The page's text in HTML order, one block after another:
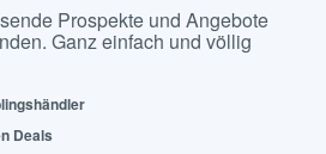
Prospekte und Angebote
Ganz einfach und völlig
Deals